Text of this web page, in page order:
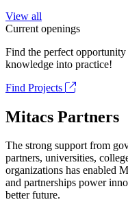
View all
Current openings
Find the perfect
knowledge into practice!
Find Projects
Mitacs Partners
The strong support from
partners, universities,
organizations has enabled
and partnerships power
better future.